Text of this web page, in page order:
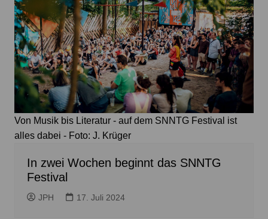
Von Musik bis Literatur - auf dem SNNTG Festival ist
alles dabei - Foto: J. Krüger
In zwei Wochen beginnt das SNNTG
Festival
JPH 17. Juli 2024